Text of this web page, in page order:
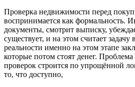
Проверка недвижимости перед
воспринимается как формальность.
документы, смотрит выписку,
существует, и на этом считает
реальности именно на этом этапе
которые потом стоят денег.
проверок строится по упрощённой
то, что доступно,